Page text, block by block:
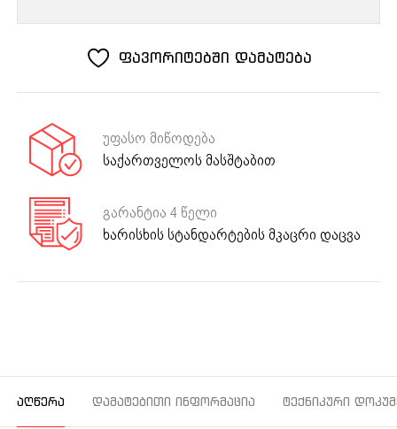
619
ფავორიტებში დამატება
უფასო მიწოდება
საქართველოს მასშტაბით
გარანტია 4 წელი
ხარისხის სტანდარტების მკაცრი დაცვა
ᲐᲦᲬᲔᲠᲐ ᲓᲐᲛᲐᲢᲔᲑᲘᲗᲘ ᲘᲜᲤᲝᲠᲛᲐᲪᲘᲐ ᲢᲔᲥᲜᲘᲙᲣᲠᲘ